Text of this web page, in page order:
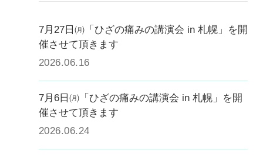
7月27日㈪「ひざの痛みの講演会 in 札幌」を開
催させて頂きます
2026.06.16
7月6日㈪「ひざの痛みの講演会 in 札幌」を開
催させて頂きます
2026.06.24